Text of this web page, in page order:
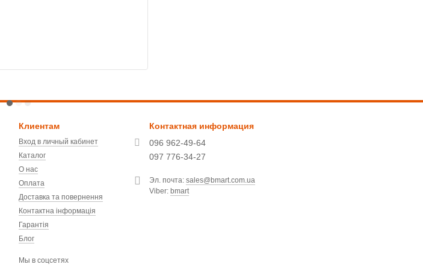
Клиентам
Вход в личный кабинет
Каталог
О нас
Оплата
Доставка та повернення
Контактна інформація
Гарантія
Блог
Мы в соцсетях
Контактная информация
096 962-49-64
097 776-34-27
Эл. почта:sales@bmart.com.ua
Viber: bmart